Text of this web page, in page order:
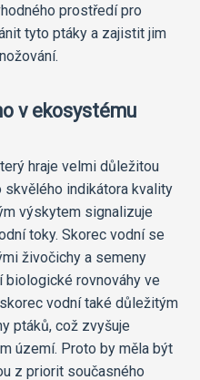
prostředí pro
tyto ptáky a zajistit jim
v ekosystému
hraje velmi důležitou
indikátora kvality
výskytem signalizuje
toky. Skorec vodní se
živočichy a semeny
biologické rovnováhy ve
vodní také důležitým
ptáků, což zvyšuje
území. Proto by měla být
z priorit současného